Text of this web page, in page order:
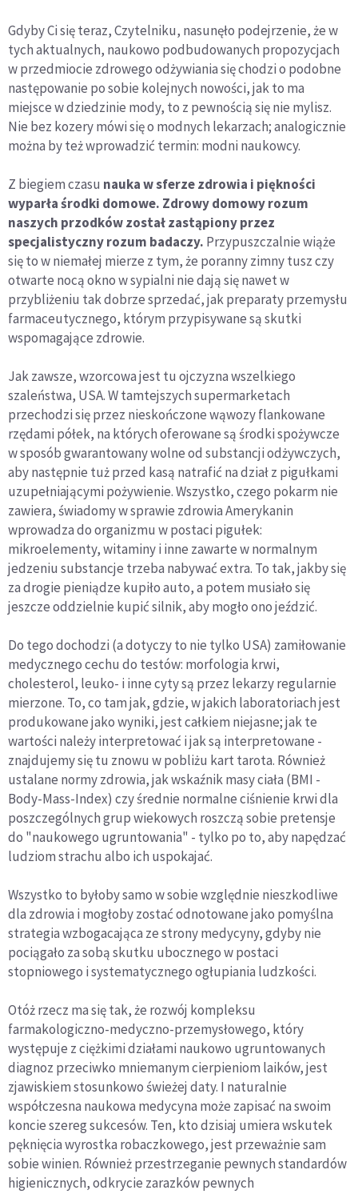
Gdyby Ci się teraz, Czytelniku, nasunęło podejrzenie, że w
tych aktualnych, naukowo podbudowanych propozycjach
w przedmiocie zdrowego odżywiania się chodzi o podobne
następowanie po sobie kolejnych nowości, jak to ma
miejsce w dziedzinie mody, to z pewnością się nie mylisz.
Nie bez kozery mówi się o modnych lekarzach; analogicznie
można by też wprowadzić termin: modni naukowcy.
Z biegiem czasu nauka w sferze zdrowia i piękności
wyparła środki domowe. Zdrowy domowy rozum
naszych przodków został zastąpiony przez
specjalistyczny rozum badaczy. Przypuszczalnie wiąże
się to w niemałej mierze z tym, że poranny zimny tusz czy
otwarte nocą okno w sypialni nie dają się nawet w
przybliżeniu tak dobrze sprzedać, jak preparaty przemysłu
farmaceutycznego, którym przypisywane są skutki
wspomagające zdrowie.
Jak zawsze, wzorcowa jest tu ojczyzna wszelkiego
szaleństwa, USA. W tamtejszych supermarketach
przechodzi się przez nieskończone wąwozy flankowane
rzędami półek, na których oferowane są środki spożywcze
w sposób gwarantowany wolne od substancji odżywczych,
aby następnie tuż przed kasą natrafić na dział z pigułkami
uzupełniającymi pożywienie. Wszystko, czego pokarm nie
zawiera, świadomy w sprawie zdrowia Amerykanin
wprowadza do organizmu w postaci pigułek:
mikroelementy, witaminy i inne zawarte w normalnym
jedzeniu substancje trzeba nabywać extra. To tak, jakby się
za drogie pieniądze kupiło auto, a potem musiało się
jeszcze oddzielnie kupić silnik, aby mogło ono jeździć.
Do tego dochodzi (a dotyczy to nie tylko USA) zamiłowanie
medycznego cechu do testów: morfologia krwi,
cholesterol, leuko- i inne cyty są przez lekarzy regularnie
mierzone. To, co tam jak, gdzie, w jakich laboratoriach jest
produkowane jako wyniki, jest całkiem niejasne; jak te
wartości należy interpretować i jak są interpretowane -
znajdujemy się tu znowu w pobliżu kart tarota. Również
ustalane normy zdrowia, jak wskaźnik masy ciała (BMI -
Body-Mass-Index) czy średnie normalne ciśnienie krwi dla
poszczególnych grup wiekowych roszczą sobie pretensje
do "naukowego ugruntowania" - tylko po to, aby napędzać
ludziom strachu albo ich uspokajać.
Wszystko to byłoby samo w sobie względnie nieszkodliwe
dla zdrowia i mogłoby zostać odnotowane jako pomyślna
strategia wzbogacająca ze strony medycyny, gdyby nie
pociągało za sobą skutku ubocznego w postaci
stopniowego i systematycznego ogłupiania ludzkości.
Otóż rzecz ma się tak, że rozwój kompleksu
farmakologiczno-medyczno-przemysłowego, który
występuje z ciężkimi działami naukowo ugruntowanych
diagnoz przeciwko mniemanym cierpieniom laików, jest
zjawiskiem stosunkowo świeżej daty. I naturalnie
współczesna naukowa medycyna może zapisać na swoim
koncie szereg sukcesów. Ten, kto dzisiaj umiera wskutek
pęknięcia wyrostka robaczkowego, jest przeważnie sam
sobie winien. Również przestrzeganie pewnych standardów
higienicznych, odkrycie zarazków pewnych